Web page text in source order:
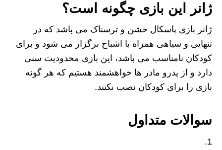
ژانر این بازی چگونه است؟
ژانر بازی پاسکال خشن و ترسناک می باشد که در
تنهایی و سیاهی همراه با اشباح برگزار می شود و برای
کودکان نامناسب می باشد، این بازی محدودیت سنی
دارد و از پدرو مادر ها خواهشمند هستیم که هر گونه
بازی را برای کودکان نصب نکنند.
سوالات متداول